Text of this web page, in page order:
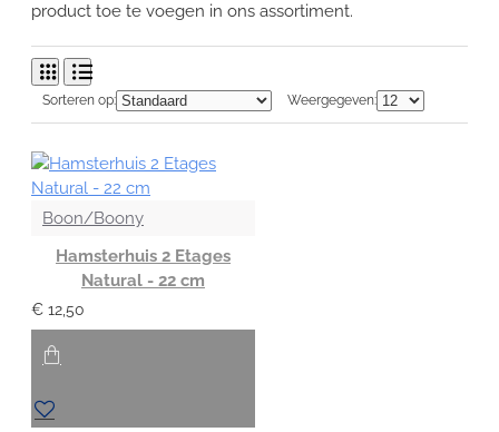
product toe te voegen in ons assortiment.
Sorteren op: Weergegeven:
Boon/Boony
Hamsterhuis 2 Etages
Natural - 22 cm
€ 12,50